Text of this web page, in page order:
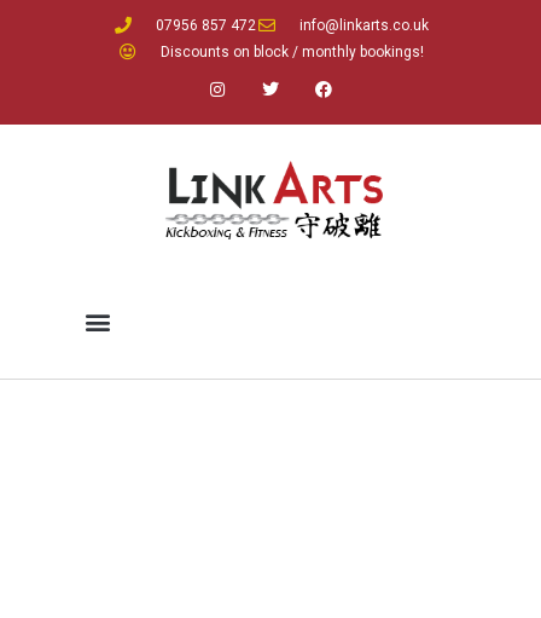
07956 857 472
info@linkarts.co.uk
Discounts on block / monthly bookings!